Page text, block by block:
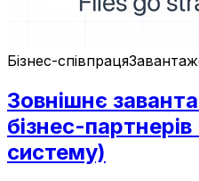
Бізнес-співпраця
Зовнішнє
бізнес-
систему)